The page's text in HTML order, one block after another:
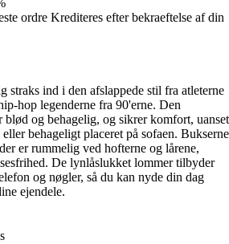
ordre Krediteres efter bekraeftelse af din
straks ind i den afslappede stil fra atleterne
hop legenderne fra 90'erne. Den
blød og behagelig, og sikrer komfort, uanset
behageligt placeret på sofaen. Bukserne
er rummelig ved hofterne og lårene,
De lynlåslukket lommer tilbyder
og nøgler, så du kan nyde din dag
ejendele.